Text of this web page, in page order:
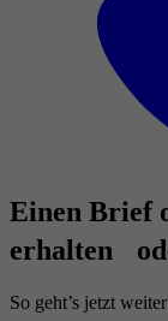
Einen Brief
erhalten
So geht’s jetzt